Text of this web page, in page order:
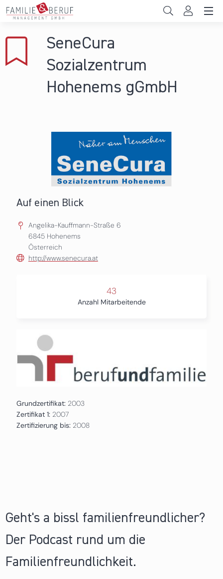
Direkt zum Inhalt
Gemeinden
Hochschulen
SeneCura
Sozialzentrum
Hohenems gGmbH
Auf einen Blick
Angelika-Kauffmann-Straße 6
6845 Hohenems
Österreich
http://www.senecura.at
43
Anzahl Mitarbeitende
Grundzertifikat: 2003
Zertifikat 1: 2007
Zertifizierung bis: 2008
Geht's a bissl familienfreundlicher?
Der Podcast rund um die
Familienfreundlichkeit.